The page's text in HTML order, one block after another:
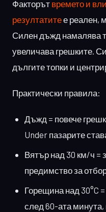
Факторът времето и
резултатитее реален,
Силен дъжд намалява
увеличава грешките.
дългите топки и
Практически правила:
Дъжд = повече
Under пазарите
Вятър над 30 км/ч =
предимство за
Горещина над 30°C
след 60-ата минута,